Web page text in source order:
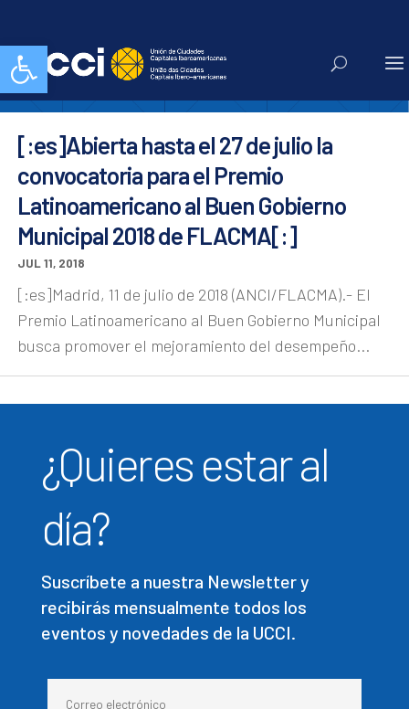
Abrir barra de herramientasconcursos
[:es]Abierta hasta el 27 de julio la
convocatoria para el Premio
Latinoamericano al Buen Gobierno
Municipal 2018 de FLACMA[:]
JUL 11, 2018
[:es]Madrid, 11 de julio de 2018 (ANCI/FLACMA).- El
Premio Latinoamericano al Buen Gobierno Municipal
busca promover el mejoramiento del desempeño...
¿Quieres estar al
día?
Suscríbete a nuestra Newsletter y
recibirás mensualmente todos los
eventos y novedades de la UCCI.